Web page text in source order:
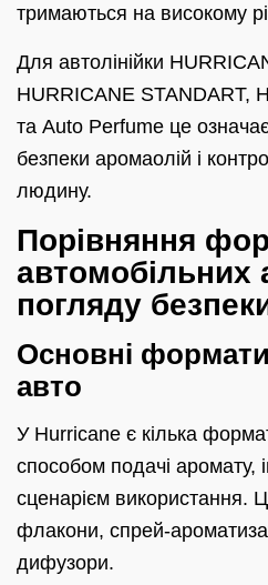
тримаються на високому
Для автолінійки
HURRICANE STANDART,
та Auto Perfume це
безпеки аромаолій і
людину.
Порівняння
автомобільних
погляду
Основні
авто
У Hurricane є кілька
способом подачі аромату,
сценарієм використання.
флакони, спрей-
дифузори.